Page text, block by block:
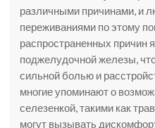
различными причинами, и
переживаниями по этому
распространенных причин
поджелудочной железы,
сильной болью и
многие упоминают о
селезенкой, такими как
могут вызывать